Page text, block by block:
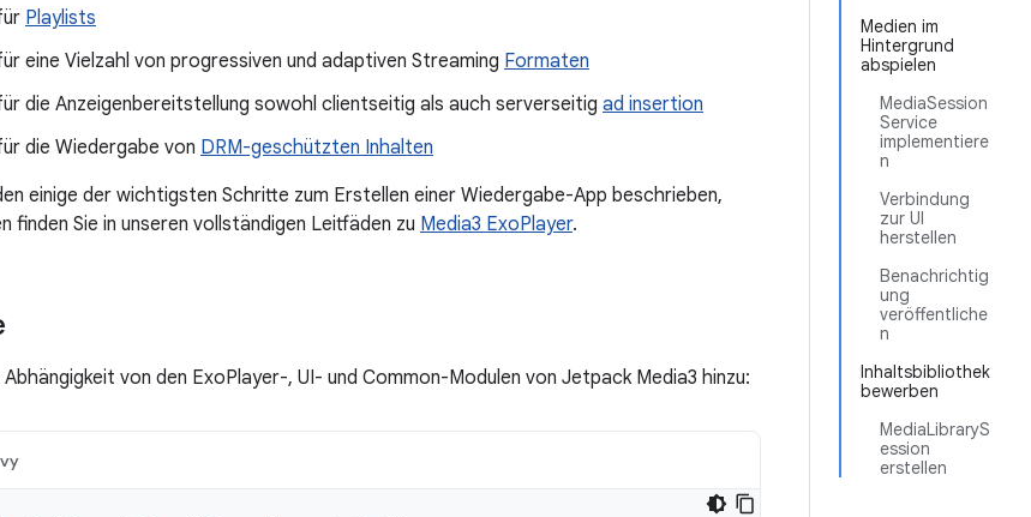
Medien im
Hintergrund
abspielen
MediaSession
Service
implementiere
n
Verbindung
zur UI
herstellen
Benachrichtig
ung
veröffentliche
n
Inhaltsbibliothek
bewerben
MediaLibraryS
ession
erstellen
Playlists
eine Vielzahl von progressiven und adaptiven Streaming Formaten
die Anzeigenbereitstellung sowohl clientseitig als auch serverseitig ad insertion
die Wiedergabe von DRM-geschützten Inhalten
einige der wichtigsten Schritte zum Erstellen einer Wiedergabe-App beschrieben,
Sie in unseren vollständigen Leitfäden zu Media3 ExoPlayer.
Abhängigkeit von den ExoPlayer-, UI- und Common-Modulen von Jetpack Media3 hinzu: